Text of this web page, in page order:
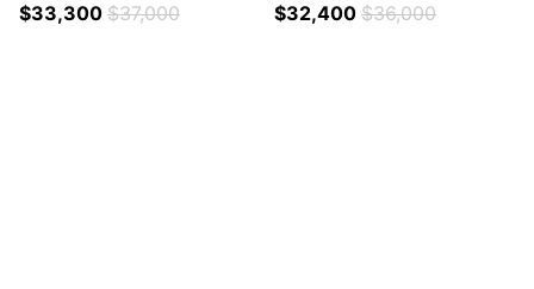
$33,300 $37,000 $32,400 $36,000